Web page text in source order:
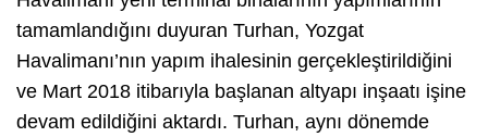
tamamlandığını duyuran Turhan, Yozgat
Havalimanı’nın yapım ihalesinin gerçekleştirildiğini
ve Mart 2018 itibarıyla başlanan altyapı inşaatı işine
devam edildiğini aktardı. Turhan, aynı dönemde